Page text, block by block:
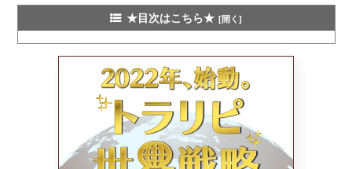
★目次はこちら★